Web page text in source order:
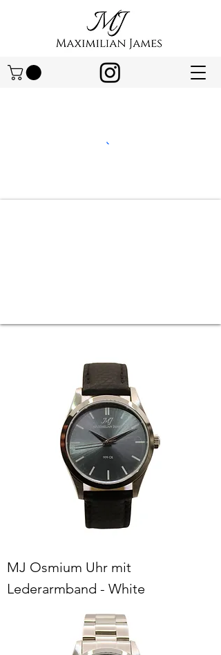
MJ Osmium Uhr mit
Lederarmband - White